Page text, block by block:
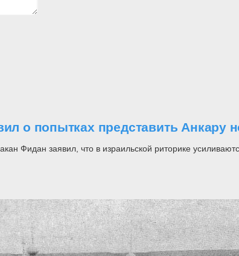
о попытках представить Анкару
Фидан заявил, что в израильской риторике